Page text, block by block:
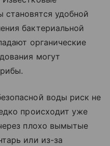
становятся удобной
бактериальной
органические
могут
воды риск не
происходит уже
плохо вымытые
или из-за